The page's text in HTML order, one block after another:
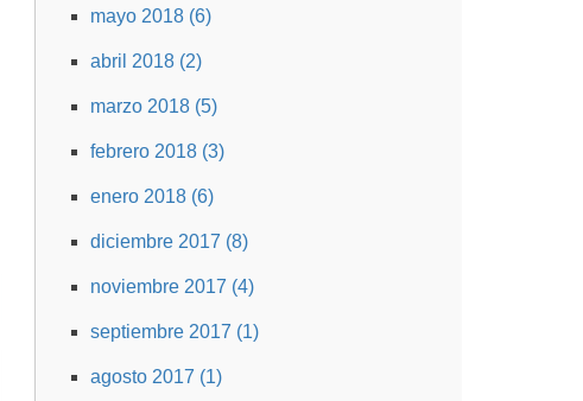
mayo 2018 (6)
abril 2018 (2)
marzo 2018 (5)
febrero 2018 (3)
enero 2018 (6)
diciembre 2017 (8)
noviembre 2017 (4)
septiembre 2017 (1)
agosto 2017 (1)